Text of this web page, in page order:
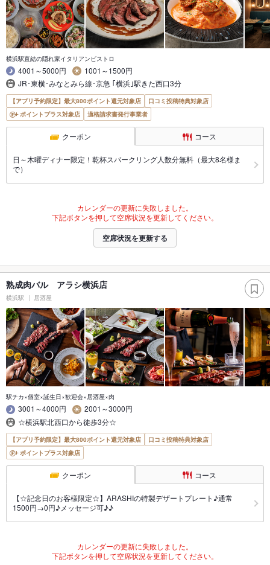
横浜駅直結の隠れ家イタリアンビストロ
4001～5000円
1001～1500円
JR･東横･みなとみら線･京急 ｢横浜｣駅きた西口3分
【アプリ予約限定】最大800ポイント還元対象店
口コミ投稿特典対象店
ポイントプラス対象店
適格請求書発行事業者
クーポン コース
日～木曜ディナー限定！乾杯スパークリング人数分無料（最大8名様ま
で）
カレンダーの更新に失敗しました。
下記ボタンを押して空席状況を更新してください。
空席状況を更新する
熟成肉バル アラシ横浜店
横浜駅 居酒屋
駅チカ×個室×誕生日×歓迎会×居酒屋×肉
3001～4000円
2001～3000円
☆横浜駅北西口から徒歩3分☆
【アプリ予約限定】最大800ポイント還元対象店
口コミ投稿特典対象店
ポイントプラス対象店
クーポン コース
【☆記念日のお客様限定☆】ARASHIの特製デザートプレート♪通常
1500円→0円♪メッセージ可♪♪
カレンダーの更新に失敗しました。
下記ボタンを押して空席状況を更新してください。